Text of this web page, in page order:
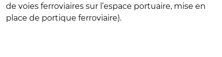
de voies ferroviaires sur l’espace portuaire, mise en
place de portique ferroviaire).